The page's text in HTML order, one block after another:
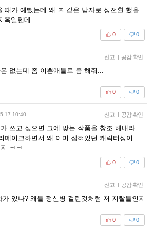
때가 예뻤는데 왜 ㅈ 같은 남자로 성전환 했을
일텐데...
0
0
신고 | 공감 확인
없는데 좀 이쁜애들로 좀 해줘...
0
0
17 10:40 신고 | 공감 확인
쓰고 싶으면 그에 맞는 작품을 창조 해내라
메이크하면서 왜 이미 잡혀있던 캐릭터성이
ㅋㅋ
0
0
신고 | 공감 확인
있나? 왜들 정신병 걸린것처럼 저 지랄들인지
0
0